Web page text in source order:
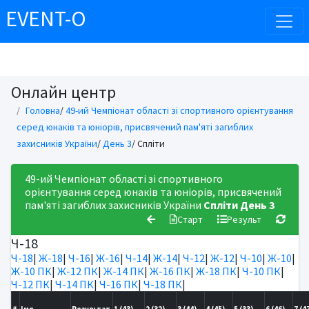
EVENT-O
Онлайн центр
Головна/49-ий Чемпіонат області зі спортивного орієнтування
серед юнаків та юніорів, присвячений пам'яті загиблих
захисників України/День 3/ Спліти
49-ий Чемпіонат області зі спортивного
орієнтування серед юнаків та юніорів, присвячений
пам'яті загиблих захисників України Спліти День 3
Старт Результ
Ч-18
Ч-18| Ж-18| Ч-16| Ж-16| Ч-14| Ж-14| Ч-12| Ж-12| Ч-10| Ж-10|
Ж-10 ПК| Ж-12 ПК| Ж-14 ПК| Ж-16 ПК| Ж-18 ПК| Ч-10 ПК|
Ч-12 ПК| Ч-14 ПК| Ч-16 ПК| Ч-18 ПК|